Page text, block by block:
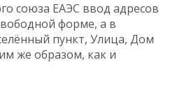
союза ЕАЭС ввод адресов
форме, а в
пункт, Улица, Дом
же образом, как и